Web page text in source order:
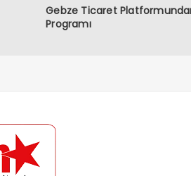
Gebze Ticaret
Programı